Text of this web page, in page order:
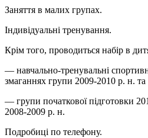
Заняття в малих групах.
Індивідуальні тренування.
Крім того, проводиться набір в
— навчально-тренувальні
змаганнях групи 2009-2010 р. н.
— групи початкової підготовки
2008-2009 р. н.
Подробиці по телефону.